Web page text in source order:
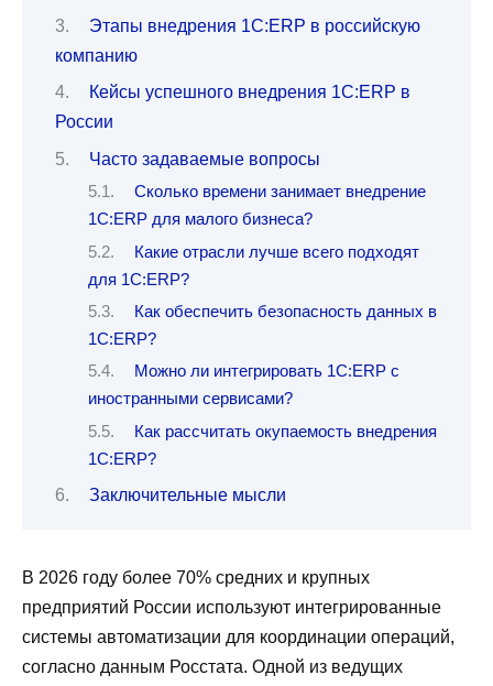
Этапы внедрения 1С:ERP в российскую
компанию
Кейсы успешного внедрения 1С:ERP в
России
Часто задаваемые вопросы
Сколько времени занимает внедрение
1С:ERP для малого бизнеса?
Какие отрасли лучше всего подходят
для 1С:ERP?
Как обеспечить безопасность данных в
1С:ERP?
Можно ли интегрировать 1С:ERP с
иностранными сервисами?
Как рассчитать окупаемость внедрения
1С:ERP?
Заключительные мысли
В 2026 году более 70% средних и крупных
предприятий России используют интегрированные
системы автоматизации для координации операций,
согласно данным Росстата. Одной из ведущих